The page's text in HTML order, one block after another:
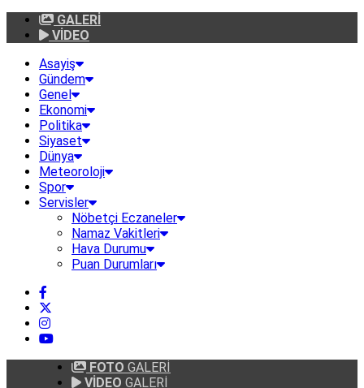
GALERİ
VİDEO
Asayiş
Gündem
Genel
Ekonomi
Politika
Siyaset
Dünya
Meteoroloji
Spor
Servisler
Nöbetçi Eczaneler
Namaz Vakitleri
Hava Durumu
Puan Durumları
FOTO GALERİ
VİDEO GALERİ